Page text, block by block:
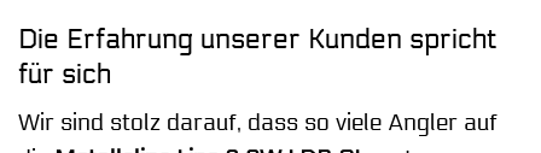
Die Erfahrung unserer Kunden spricht
für sich
Wir sind stolz darauf, dass so viele Angler auf